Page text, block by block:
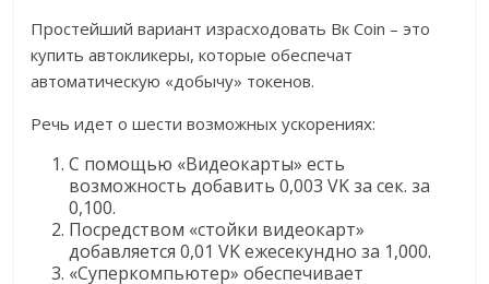
Простейший вариант израсходовать Вк Coin – это
купить автокликеры, которые обеспечат
автоматическую «добычу» токенов.
Речь идет о шести возможных ускорениях:
С помощью «Видеокарты» есть
возможность добавить 0,003 VK за сек. за
0,100.
Посредством «стойки видеокарт»
добавляется 0,01 VK ежесекундно за 1,000.
«Суперкомпьютер» обеспечивает